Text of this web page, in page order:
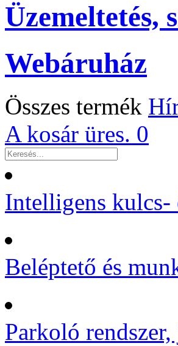
Üzemeltetés,
Webáruház
Összes termék
A kosár üres. 0
Intelligens kulcs-
Beléptető és
Parkoló